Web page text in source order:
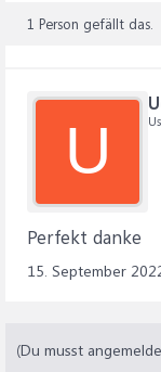
1 Person gefällt das.
U
Perfekt danke
15. September
(Du musst